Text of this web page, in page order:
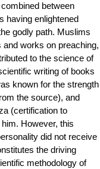
between
having enlightened
godly path. Muslims
works on preaching,
to the science of
writing of books
known for the strength
the source), and
(certification to
However, this
did not receive
the driving
methodology of